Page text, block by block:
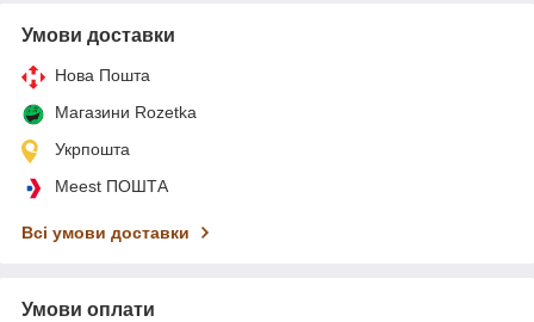
Умови доставки
Нова Пошта
Магазини Rozetka
Укрпошта
Meest ПОШТА
Всі умови доставки
Умови оплати